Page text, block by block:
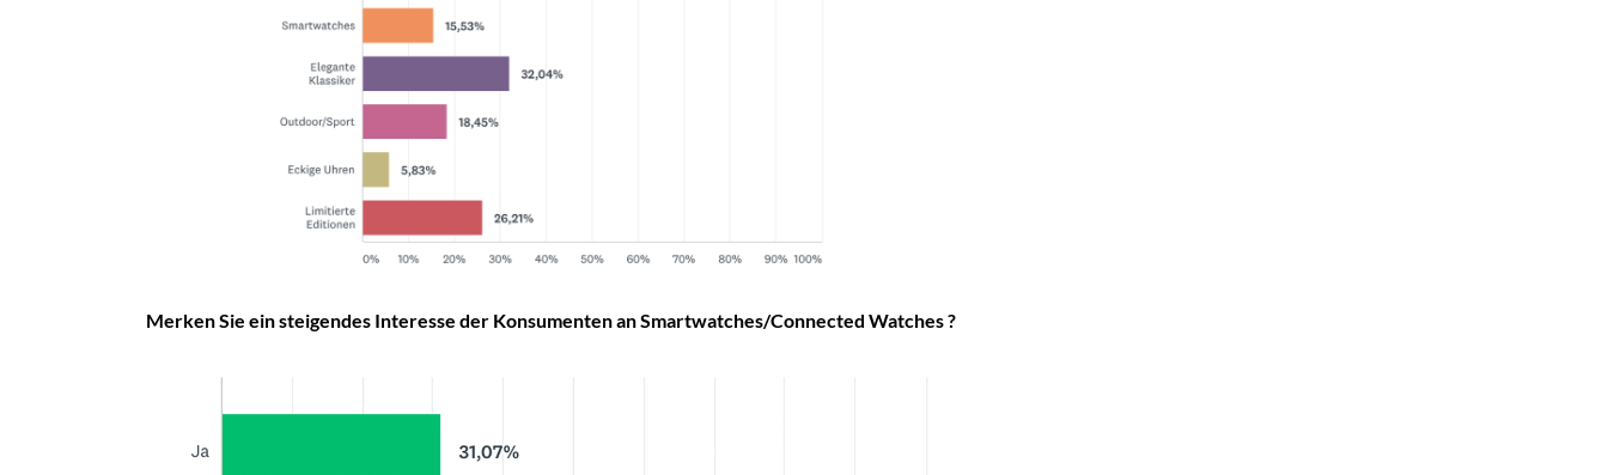
Merken Sie ein steigendes Interesse der Konsumenten an Smartwatches/Connected Watches ?